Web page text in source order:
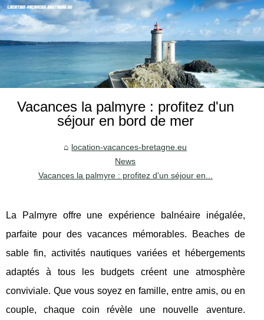
Vacances la palmyre : profitez d'un
séjour en bord de mer
location-vacances-bretagne.eu
News
Vacances la palmyre : profitez d'un séjour en...
La Palmyre offre une expérience balnéaire inégalée,
parfaite pour des vacances mémorables. Beaches de
sable fin, activités nautiques variées et hébergements
adaptés à tous les budgets créent une atmosphère
conviviale. Que vous soyez en famille, entre amis, ou en
couple, chaque coin révèle une nouvelle aventure.